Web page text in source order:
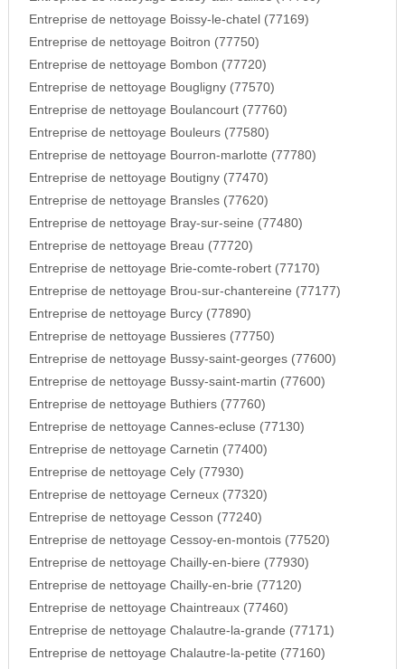
Entreprise de nettoyage Boissy-le-chatel (77169)
Entreprise de nettoyage Boitron (77750)
Entreprise de nettoyage Bombon (77720)
Entreprise de nettoyage Bougligny (77570)
Entreprise de nettoyage Boulancourt (77760)
Entreprise de nettoyage Bouleurs (77580)
Entreprise de nettoyage Bourron-marlotte (77780)
Entreprise de nettoyage Boutigny (77470)
Entreprise de nettoyage Bransles (77620)
Entreprise de nettoyage Bray-sur-seine (77480)
Entreprise de nettoyage Breau (77720)
Entreprise de nettoyage Brie-comte-robert (77170)
Entreprise de nettoyage Brou-sur-chantereine (77177)
Entreprise de nettoyage Burcy (77890)
Entreprise de nettoyage Bussieres (77750)
Entreprise de nettoyage Bussy-saint-georges (77600)
Entreprise de nettoyage Bussy-saint-martin (77600)
Entreprise de nettoyage Buthiers (77760)
Entreprise de nettoyage Cannes-ecluse (77130)
Entreprise de nettoyage Carnetin (77400)
Entreprise de nettoyage Cely (77930)
Entreprise de nettoyage Cerneux (77320)
Entreprise de nettoyage Cesson (77240)
Entreprise de nettoyage Cessoy-en-montois (77520)
Entreprise de nettoyage Chailly-en-biere (77930)
Entreprise de nettoyage Chailly-en-brie (77120)
Entreprise de nettoyage Chaintreaux (77460)
Entreprise de nettoyage Chalautre-la-grande (77171)
Entreprise de nettoyage Chalautre-la-petite (77160)